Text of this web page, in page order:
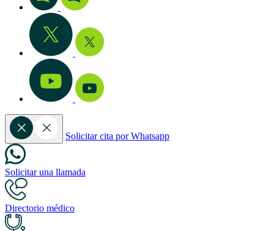
Solicitar cita por Whatsapp
Solicitar una llamada
Directorio médico